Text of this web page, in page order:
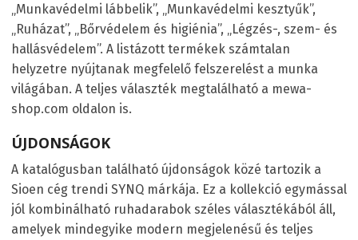
„Munkavédelmi lábbelik”, „Munkavédelmi kesztyűk”,
„Ruházat”, „Bőrvédelem és higiénia”, „Légzés-, szem- és
hallásvédelem”. A listázott termékek számtalan
helyzetre nyújtanak megfelelő felszerelést a munka
világában. A teljes választék megtalálható a mewa-
shop.com oldalon is.
ÚJDONSÁGOK
A katalógusban található újdonságok közé tartozik a
Sioen cég trendi SYNQ márkája. Ez a kollekció egymással
jól kombinálható ruhadarabok széles választékából áll,
amelyek mindegyike modern megjelenésű és teljes